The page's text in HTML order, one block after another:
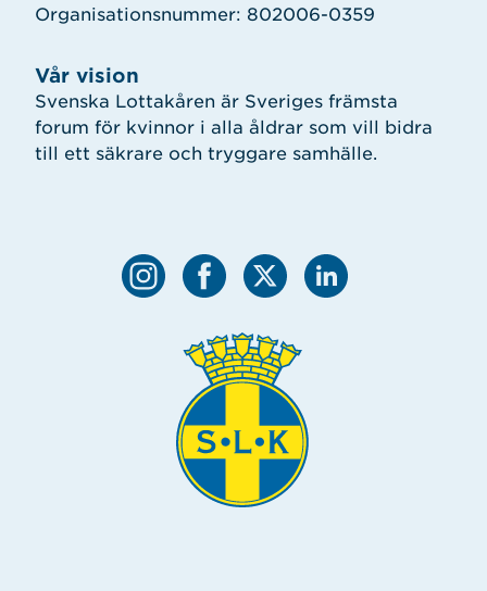
Vår vision
Svenska Lottakåren är Sveriges främsta
forum för kvinnor i alla åldrar som vill bidra
till ett säkrare och tryggare samhälle.
Organisationsnummer: 802006-0359